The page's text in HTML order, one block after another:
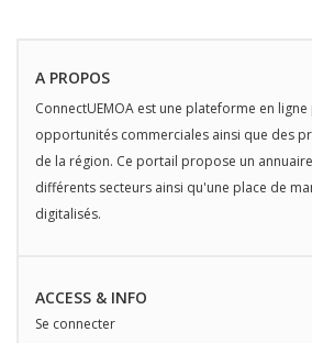
A PROPOS
ConnectUEMOA est une plateforme en
opportunités commerciales ainsi que des
de la région. Ce portail propose un
différents secteurs ainsi qu'une place de
digitalisés.
ACCESS & INFO
Se connecter